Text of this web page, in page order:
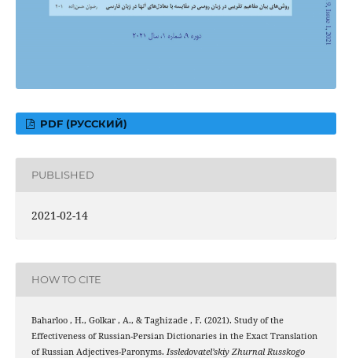
PDF (РУССКИЙ)
PUBLISHED
2021-02-14
HOW TO CITE
Baharloo , H., Golkar , A., & Taghizade , F. (2021). Study of the
Effectiveness of Russian-Persian Dictionaries in the Exact Translation
of Russian Adjectives-Paronyms. Issledovatel’skiy Zhurnal Russkogo